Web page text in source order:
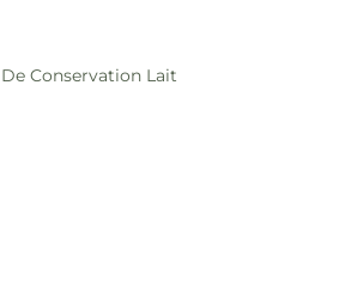
Conservation Lait